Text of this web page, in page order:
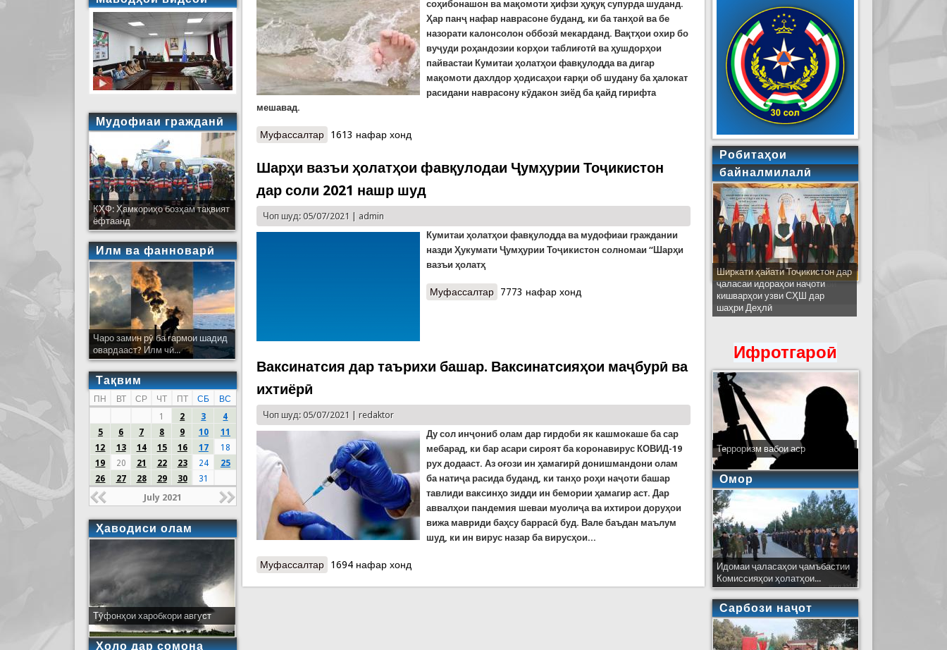
соҳибонашон ва мақомоти ҳифзи ҳуқуқ супурда шуданд.
Ҳар панҷ нафар наврасоне буданд, ки ба танҳоӣ ва бе
назорати калонсолон оббозӣ мекарданд. Вақтҳои охир бо
вуҷуди роҳандозии корҳои таблиғотӣ ва ҳушдорҳои
пайвастаи Кумитаи ҳолатҳои фавқулодда ва дигар
мақомоти дахлдор ҳодисаҳои ғарқи об шудану ба ҳалокат
расидани наврасону кӯдакон зиёд ба қайд гирифта
мешавад.
Муфассалтар о Шаш ҷасади нав дар гӯшаву канори кишвар. Панҷ нафари онҳо аз 7 то 18 сол доштанд
1613 нафар хонд
Шарҳи вазъи ҳолатҳои фавқулодаи Ҷумҳурии Тоҷикистон
дар соли 2021 нашр шуд
Чоп шуд: 05/07/2021 | admin
Кумитаиҳолатҳои фавқулодда ва мудофиаи граждании
назди Ҳукумати Ҷумҳурии Тоҷикистон солномаи “Шарҳи
вазъи ҳолатҳ
Муфассалтар о Шарҳи вазъи ҳолатҳои фавқулодаи Ҷумҳурии Тоҷикистон дар соли 2021 нашр
7773 нафар хонд
Ваксинатсия дар таърихи башар. Ваксинатсияҳои маҷбурӣ ва
ихтиёрӣ
Чоп шуд: 05/07/2021 |redaktor
Ду сол инҷониб олам дар гирдоби як кашмокаше ба сар
мебарад, ки бар асари сироят ба коронавирус КОВИД-19
рух додааст. Аз оғози ин ҳамагирӣ донишмандони олам
ба натиҷа расида буданд, ки танҳо роҳи наҷоти башар
тавлиди ваксинҳо зидди ин бемории ҳамагир аст. Дар
аввалҳои пандемия шеваи муолиҷа ва ихтирои доруҳои
вижа мавриди баҳсу баррасӣ буд. Вале баъдан маълум
шуд, ки ин вирус назар ба вирусҳои...
Муфассалтар о Ваксинатсия дар таърихи башар. Ваксинатсияҳои маҷбурӣ ва ихтиёрӣ
1694 нафар хонд
Мудофиаи гражданӣ
КҲФ: Ҳамкориҳо бозҳам тақвият
ёфтаанд
Илм ва фанноварӣ
Чаро замин рӯ ба гармои шадид
овардааст? Илм чӣ...
Тақвим
ПН ВТ СР ЧТ ПТ СБ
ВС
1
2 3
4
5
6 7 8 9 10
11
12
13 14 15 16 17
18
19
20 21 22 23 24
25
26
27 28 29 30 31
July 2021
Ҳаводиси олам
Тӯфонҳои харобкори август
Ҳоло дар сомона
Робитаҳои
байналмилалӣ
Ширкати ҳайати Тоҷикистон дар
ҷаласаи идораҳои наҷоти
кишварҳои узви СҲШ дар
шаҳри Деҳлӣ
Ифротгароӣ
Терроризм вабои аср
Омор
Идомаи ҷаласаҳои ҷамъбастии
Комиссияҳои ҳолатҳои...
Сарбози наҷот